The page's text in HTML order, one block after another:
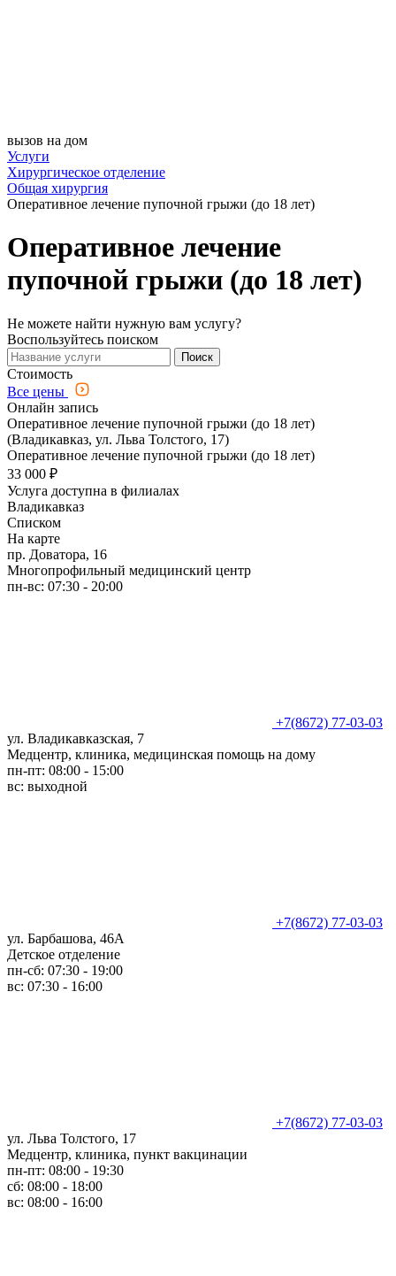
вызов на дом
Услуги
Хирургическое отделение
Общая хирургия
Оперативное лечение пупочной грыжи (до 18 лет)
Оперативное лечение
пупочной грыжи (до 18 лет)
Не можете найти нужную вам услугу?
Воспользуйтесь поиском
Поиск
Стоимость
Все цены
Онлайн запись
Оперативное лечение пупочной грыжи (до 18 лет)
(Владикавказ, ул. Льва Толстого, 17)
Оперативное лечение пупочной грыжи (до 18 лет)
33 000 ₽
Услуга доступна в филиалах
Владикавказ
Списком
На карте
пр. Доватора, 16
Многопрофильный медицинский центр
пн-вс: 07:30 - 20:00
+7(8672) 77-03-03
ул. Владикавказская, 7
Медцентр, клиника, медицинская помощь на дому
пн-пт: 08:00 - 15:00
вс: выходной
+7(8672) 77-03-03
ул. Барбашова, 46А
Детское отделение
пн-сб: 07:30 - 19:00
вс: 07:30 - 16:00
+7(8672) 77-03-03
ул. Льва Толстого, 17
Медцентр, клиника, пункт вакцинации
пн-пт: 08:00 - 19:30
сб: 08:00 - 18:00
вс: 08:00 - 16:00